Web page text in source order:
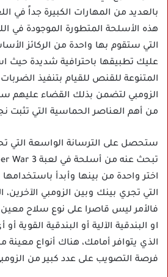
بالعديد من المهارات الكبيرة جداً في
هذه الأسلحة المتطورة الموجودة في
التي ستقوم بها واحدة من الركائز
عليك تطبيقها باحترافية شديدة حيث
المتنوعة للقنص للقيام بتنفيذ
الزومبي لتضمن بذلك القضاء عليهم
من أهم العناصر الحماسية التي تثبت
ستحصل على الترسانة الواسعة التي
اختر واحدة من بينها وأبدأ
التي تجري بينك وبين الزومبي الآخرين،
فالأمر ليس قاصرا على نوع سلاح معين
او البندقية الآلية أو البندقية القوية
الذي يتوافر أمامك، هناك أنواع معينة
فرصة التصويب على عدد كبير من